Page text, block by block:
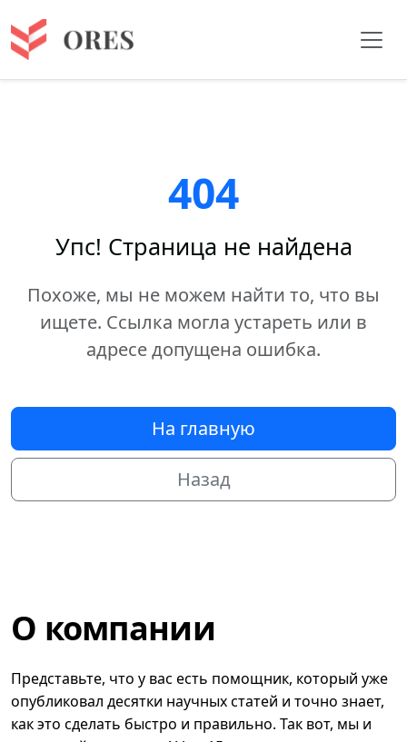
404
Упс! Страница не найдена
Похоже, мы не можем найти то, что вы
ищете. Ссылка могла устареть или в
адресе допущена ошибка.
На главную
Назад
О компании
Представьте, что у вас есть помощник, который уже
опубликовал десятки научных статей и точно знает,
как это сделать быстро и правильно. Так вот, мы и